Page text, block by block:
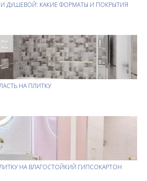
ДУШЕВОЙ: КАКИЕ ФОРМАТЫ И ПОКРЫТИЯ
НА ПЛИТКУ
НА ВЛАГОСТОЙКИЙ ГИПСОКАРТОН